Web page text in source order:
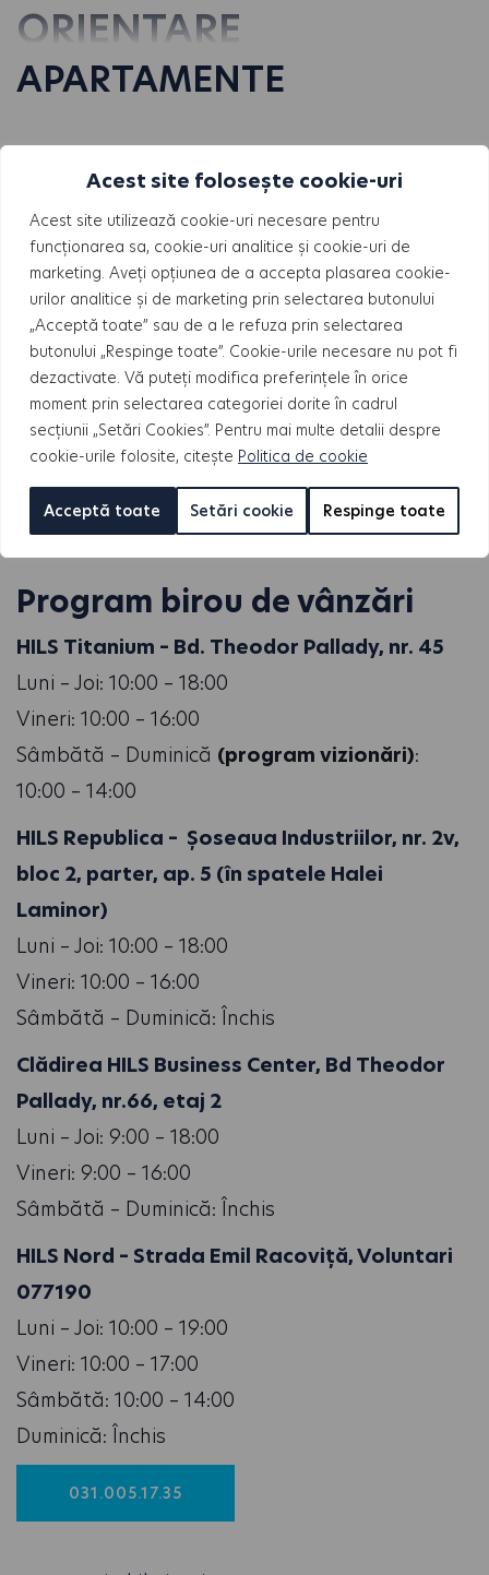
Acest site folosește cookie-uri
Acest site utilizează cookie-uri necesare pentru
funcționarea sa, cookie-uri analitice și cookie-uri de
marketing. Aveți opțiunea de a accepta plasarea cookie-
urilor analitice și de marketing prin selectarea butonului
„Acceptă toate” sau de a le refuza prin selectarea
butonului „Respinge toate”. Cookie-urile necesare nu pot fi
dezactivate. Vă puteți modifica preferințele în orice
moment prin selectarea categoriei dorite în cadrul
secțiunii „Setări Cookies”. Pentru mai multe detalii despre
cookie-urile folosite, citește Politica de cookie
Setări cookie Respinge toate
Acceptă toate
ORIENTARE
APARTAMENTE
CONTACTEAZĂ-NE
ACUM
Program birou de vânzări
HILS Titanium – Bd. Theodor Pallady, nr. 45
Luni – Joi: 10:00 – 18:00
Vineri: 10:00 – 16:00
Sâmbătă – Duminică (program vizionări):
10:00 – 14:00
HILS Republica – Șoseaua Industriilor, nr. 2v,
bloc 2, parter, ap. 5 (în spatele Halei
Laminor)
Luni – Joi: 10:00 – 18:00
Vineri: 10:00 – 16:00
Sâmbătă – Duminică: Închis
Clădirea HILS Business Center, Bd Theodor
Pallady, nr.66, etaj 2
Luni – Joi: 9:00 – 18:00
Vineri: 9:00 – 16:00
Sâmbătă – Duminică: Închis
HILS Nord – Strada Emil Racoviță, Voluntari
077190
Luni – Joi: 10:00 – 19:00
Vineri: 10:00 – 17:00
Sâmbătă: 10:00 – 14:00
Duminică: Închis
031.005.17.35